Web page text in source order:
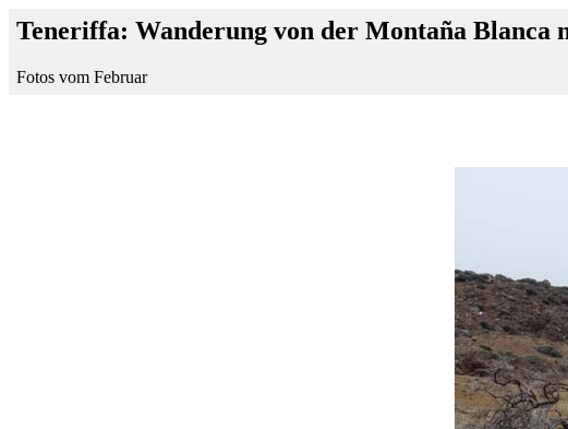
Teneriffa: Wanderung von der Montaña
Fotos vom Februar